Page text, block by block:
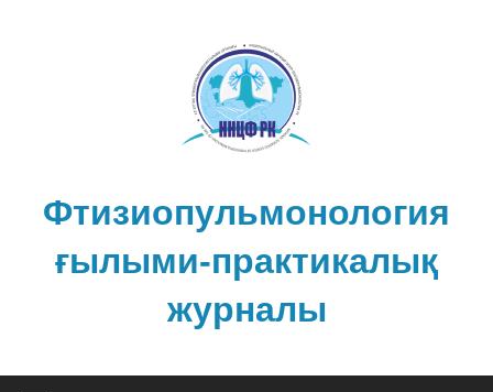
Фтизиопульмонология
ғылыми-практикалық
журналы